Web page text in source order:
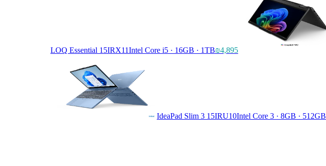
LOQ Essential 15IRX11Intel Core i5 · 16GB · 1TB₪4,895
IdeaPad Slim 3 15IRU10Intel Core 3 · 8GB · 512GB